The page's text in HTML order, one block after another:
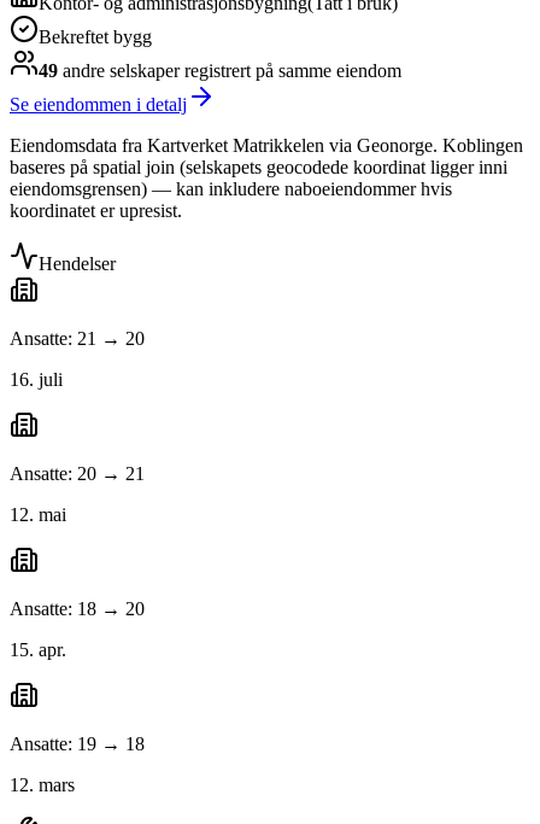
Bekreftet bygg
49 andre selskaperregistrert på samme eiendom
Se eiendommen i detalj
Eiendomsdata fra Kartverket Matrikkelen via Geonorge. Koblingen
baseres på spatial join (selskapets geocodede koordinat ligger inni
eiendomsgrensen) — kan inkludere naboeiendommer hvis
koordinatet er upresist.
Hendelser
Ansatte: 21 → 20
16. juli
Ansatte: 20 → 21
12. mai
Ansatte: 18 → 20
15. apr.
Ansatte: 19 → 18
12. mars